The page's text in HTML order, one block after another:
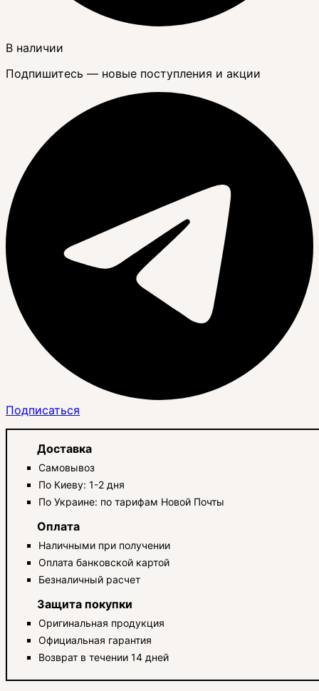
В наличии
Подпишитесь — новые поступления и акции
Подписаться
Доставка
Самовывоз
По Киеву: 1-2 дня
По Украине: по тарифам Новой Почты
Оплата
Наличными при получении
Оплата банковской картой
Безналичный расчет
Защита покупки
Оригинальная продукция
Официальная гарантия
Возврат в течении 14 дней